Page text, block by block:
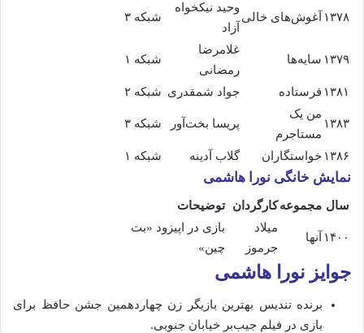
۱۳۷۸ آغوش‌های خالی
وحید نیکخواه
آزاد
شبکه ۳
۱۳۷۹ سایه‌ها
غلامرضا
رمضانی
شبکه ۱
۱۳۸۱ فرستاده جواد شمقدری شبکه ۲
۱۳۸۳
من یک
مستاجرم
پریسا بخت‌آور شبکه ۳
۱۳۸۶ خواستگاران گلاب آدینه شبکه ۱
نمایش خانگی نورا هاشمی
سال مجموعهکارگردان توضیحات
۱۴۰۰ آنها
میلاد
جرموز
بازی در اپیزود «بت
چین»
جوایز نورا هاشمی
برنده تندیس بهترین بازیگر زن چهاردهمین جشن حافظ برای
بازی در فیلم جیب‌بر خیابان جنوبی.